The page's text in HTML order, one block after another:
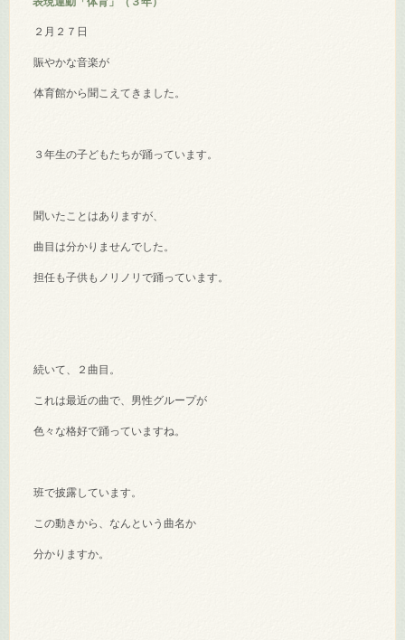
２月２７日
賑やかな音楽が
体育館から聞こえてきました。
３年生の子どもたちが踊っています。
聞いたことはありますが、
曲目は分かりませんでした。
担任も子供もノリノリで踊っています。
続いて、２曲目。
これは最近の曲で、男性グループが
色々な格好で踊っていますね。
班で披露しています。
この動きから、なんという曲名か
分かりますか。